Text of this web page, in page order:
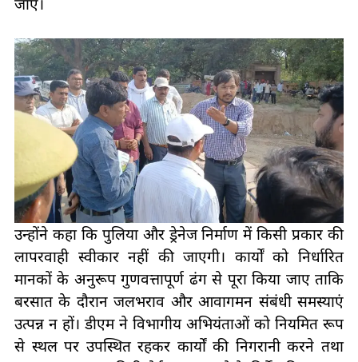
उन्होंने कहा कि पुलिया और ड्रेनेज निर्माण में किसी प्रकार की
लापरवाही स्वीकार नहीं की जाएगी। कार्यों को निर्धारित
मानकों के अनुरूप गुणवत्तापूर्ण ढंग से पूरा किया जाए ताकि
बरसात के दौरान जलभराव और आवागमन संबंधी समस्याएं
उत्पन्न न हों। डीएम ने विभागीय अभियंताओं को नियमित रूप
से स्थल पर उपस्थित रहकर कार्यों की निगरानी करने तथा